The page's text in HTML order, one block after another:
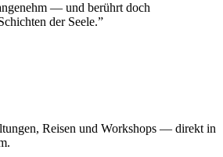
— und berührt doch
der Seele.”
Reisen und Workshops — direkt in